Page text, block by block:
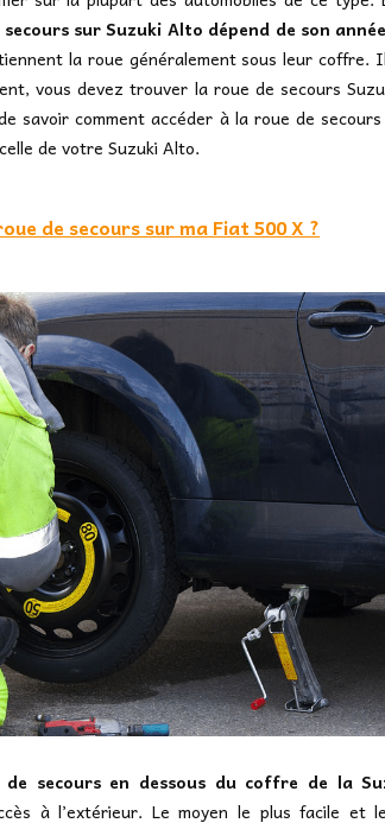
sur Suzuki Alto dépend de son
la roue généralement sous leur coffre.
vous devez trouver la roue de secours
savoir comment accéder à la roue de
de votre Suzuki Alto.
de secours sur ma Fiat 500 X ?
de secours en dessous du coffre de la
à l’extérieur. Le moyen le plus facile et